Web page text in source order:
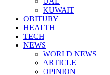
KUWAIT
OBITURY
HEALTH
TECH
NEWS
WORLD NEWS
ARTICLE
OPINION